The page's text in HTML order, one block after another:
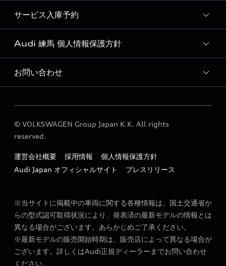
おすすめ認定中古車
Audi 練馬 店舗情報
Audi Approved Automobile 練馬 店舗情報
Audi 練馬 運営会社概要
定期点検 / 車検 料金表
サービス入庫予約
Audi 練馬 サービス入庫予約
Audi 練馬 個人情報保護方針
個人情報保護方針
お問い合わせ
各種お問い合わせ
© VOLKSWAGEN Group Japan K.K. All rights
reserved.
運営会社概要 採用情報
個人情報保護方針
Audi Japan オフィシャルサイト
プレスリリース
※当サイトに掲載中の車両に関する各種情報は、国土交通省か
らの型式認可取得状況により、発表済の最新モデルの情報とは
異なる場合がございます。あらかじめご了承ください。
※最新モデルの販売開始時期は、販売店によって異なる場合が
ございます。詳しくはAudi正規ディーラーまでお問い合わせ
ください。